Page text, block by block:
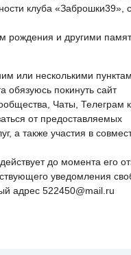
клуба «Заброшки39»,
рождения и другими
или несколькими
обязуюсь покинуть сайт
Чаты, Телеграм
от предоставляемых
а также участия в
до момента его
уведомления
адрес 522450@mail.ru